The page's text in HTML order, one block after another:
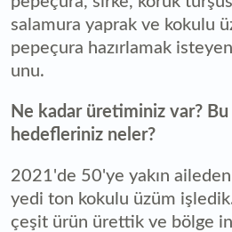
salamura yaprak ve kokulu
pepeçura hazırlamak
unu.
Ne kadar üretiminiz var?
hedefleriniz neler?
2021'de 50'ye yakın
yedi ton kokulu üzüm
çeşit ürün ürettik ve bölge